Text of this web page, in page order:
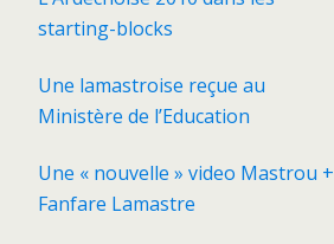
starting-blocks
Une lamastroise reçue au
Ministère de l’Education
Une « nouvelle » video Mastrou +
Fanfare Lamastre